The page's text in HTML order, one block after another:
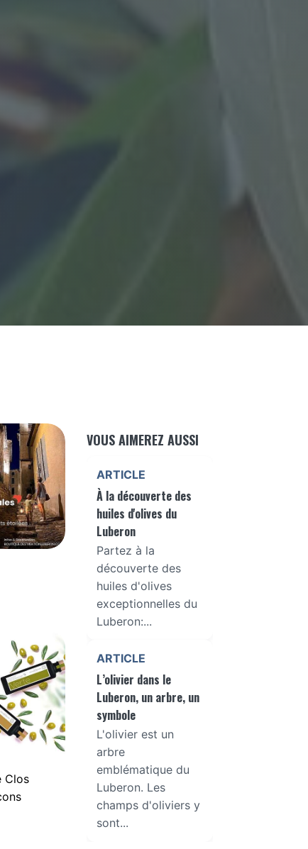
Clos
VOUS AIMEREZ AUSSI
ARTICLE
À la découverte des
huiles d'olives du
Luberon
Partez à la
découverte des
huiles d'olives
exceptionnelles du
Luberon:...
ARTICLE
L’olivier dans le
Luberon, un arbre, un
symbole
L'olivier est un
arbre
emblématique du
Luberon. Les
champs d'oliviers y
sont...